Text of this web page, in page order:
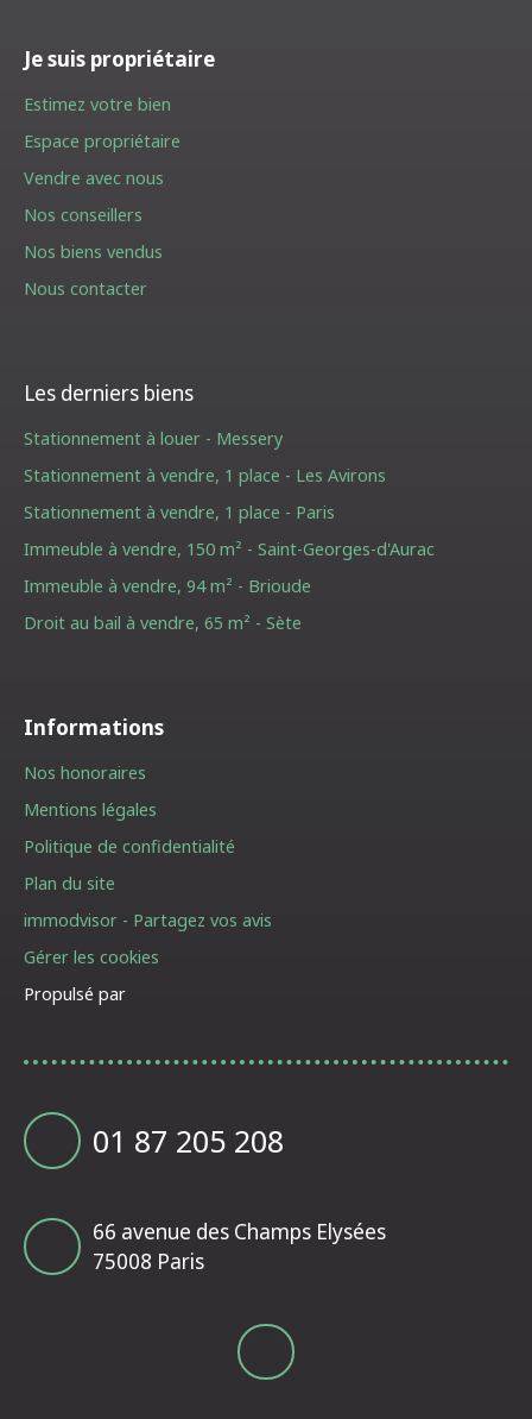
Je suis propriétaire
Estimez votre bien
Espace propriétaire
Vendre avec nous
Nos conseillers
Nos biens vendus
Nous contacter
Les derniers biens
Stationnement à louer - Messery
Stationnement à vendre, 1 place - Les Avirons
Stationnement à vendre, 1 place - Paris
Immeuble à vendre, 150 m² - Saint-Georges-d'Aurac
Immeuble à vendre, 94 m² - Brioude
Droit au bail à vendre, 65 m² - Sète
Informations
Nos honoraires
Mentions légales
Politique de confidentialité
Plan du site
immodvisor - Partagez vos avis
Gérer les cookies
Propulsé par
01 87 205 208
66 avenue des Champs Elysées
75008 Paris